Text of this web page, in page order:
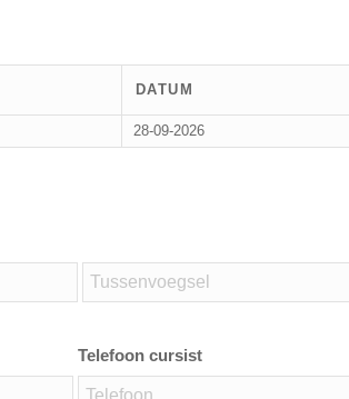
DATUM
28-09-2026
Telefoon cursist